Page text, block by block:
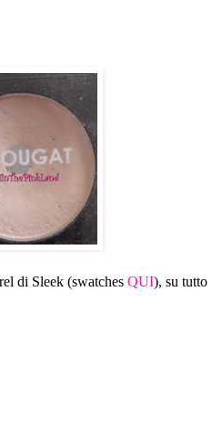
di Sleek (swatches QUI), su tutto